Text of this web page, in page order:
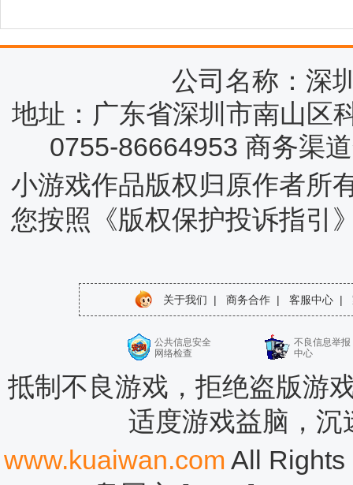
公司名称：深
地址：广东省深圳市南山区
0755-86664953 商务渠
小游戏作品版权归原作者所
您按照《版权保护投诉指引
关于我们 | 商务合作 | 客服中心 |
公共信息安全
网络检查
不良信息举报
中心
抵制不良游戏，拒绝盗版游
适度游戏益脑，沉
www.kuaiwan.com All Rights